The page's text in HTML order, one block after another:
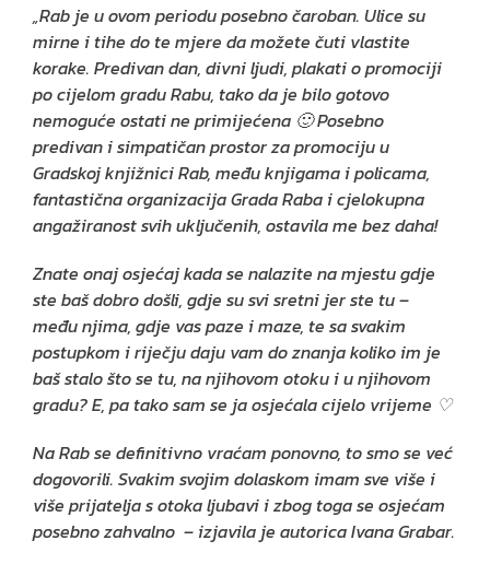
„Rab je u ovom periodu posebno čaroban. Ulice su
mirne i tihe do te mjere da možete čuti vlastite
korake. Predivan dan, divni ljudi, plakati o promociji
po cijelom gradu Rabu, tako da je bilo gotovo
nemoguće ostati ne primijećena 🙂 Posebno
predivan i simpatičan prostor za promociju u
Gradskoj knjižnici Rab, među knjigama i policama,
fantastična organizacija Grada Raba i cjelokupna
angažiranost svih uključenih, ostavila me bez daha!
Znate onaj osjećaj kada se nalazite na mjestu gdje
ste baš dobro došli, gdje su svi sretni jer ste tu –
među njima, gdje vas paze i maze, te sa svakim
postupkom i riječju daju vam do znanja koliko im je
baš stalo što se tu, na njihovom otoku i u njihovom
gradu? E, pa tako sam se ja osjećala cijelo vrijeme ♡
Na Rab se definitivno vraćam ponovno, to smo se već
dogovorili. Svakim svojim dolaskom imam sve više i
više prijatelja s otoka ljubavi i zbog toga se osjećam
posebno zahvalno – izjavila je autorica Ivana Grabar.